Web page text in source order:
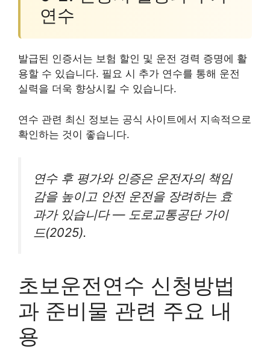
연수
발급된 인증서는 보험 할인 및 운전 경력 증명에 활
용할 수 있습니다. 필요 시 추가 연수를 통해 운전
실력을 더욱 향상시킬 수 있습니다.
연수 관련 최신 정보는 공식 사이트에서 지속적으로
확인하는 것이 좋습니다.
연수 후 평가와 인증은 운전자의 책임
감을 높이고 안전 운전을 장려하는 효
과가 있습니다 — 도로교통공단 가이
드(2025).
초보운전연수 신청방법
과 준비물 관련 주요 내
용